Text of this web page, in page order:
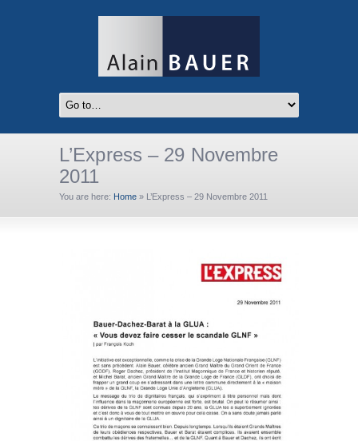
L’Express – 29 Novembre
2011
You are here: Home » L’Express – 29 Novembre 2011